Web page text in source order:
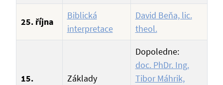
25. října
Biblická
interpretace
David Beňa, lic.
theol.
15.
Základy
Dopoledne:
doc. PhDr. Ing.
Tibor Máhrik,